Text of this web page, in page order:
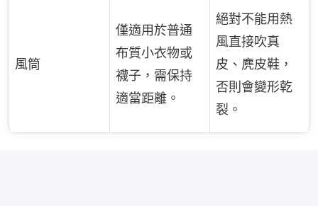
風筒
僅適用於普通
布質小衣物或
襪子，需保持
適當距離。
絕對不能用熱
風直接吹真
皮、麂皮鞋，
否則會變形乾
裂。